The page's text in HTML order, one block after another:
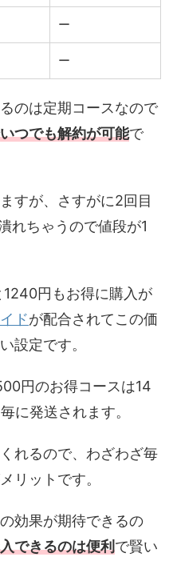
ー
ー
のは定期コースなので
いつでも解約が可能で
すが、さすがに2回目
れちゃうので値段が1
1240円もお得に購入が
ドが配合されてこの価
設定です。
円のお得コースは14
に発送されます。
れるので、わざわざ毎
リットです。
効果が期待できるの
できるのは便利で賢い